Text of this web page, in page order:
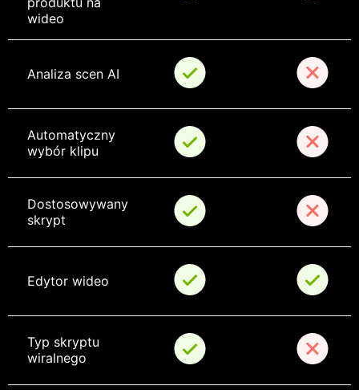
wideo
Analiza scen AI
Automatyczny
wybór klipu
Dostosowywany
skrypt
Edytor wideo
Typ skryptu
wiralnego